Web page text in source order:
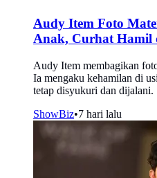
Audy Item Foto
Anak, Curhat Hamil
Audy Item membagikan
Ia mengaku kehamilan di
tetap disyukuri dan dijalani.
ShowBiz•7 hari lalu